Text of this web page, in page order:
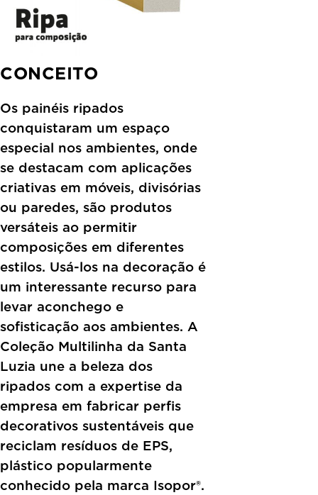
CONCEITO
Os painéis ripados
conquistaram um espaço
especial nos ambientes, onde
se destacam com aplicações
criativas em móveis, divisórias
ou paredes, são produtos
versáteis ao permitir
composições em diferentes
estilos. Usá-los na decoração é
um interessante recurso para
levar aconchego e
sofisticação aos ambientes. A
Coleção Multilinha da Santa
Luzia une a beleza dos
ripados com a expertise da
empresa em fabricar perfis
decorativos sustentáveis que
reciclam resíduos de EPS,
plástico popularmente
conhecido pela marca Isopor®.